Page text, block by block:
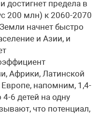
достигнет предела в
200 млн) к 2060-2070
начнет быстро
и Азии, и
Африки, Латинской
напомним, 1,4-
6 детей на одну
что потенциал,